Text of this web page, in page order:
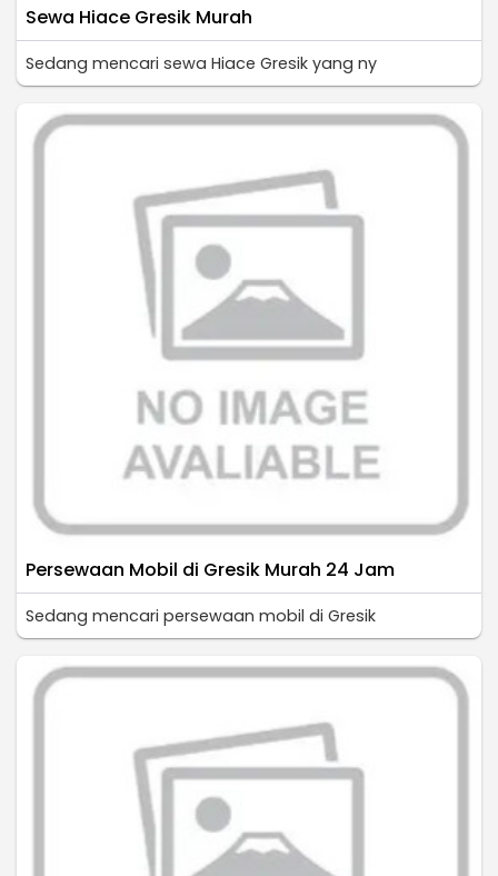
Sewa Hiace Gresik Murah
Sedang mencari sewa Hiace Gresik yang ny
Persewaan Mobil di Gresik Murah 24 Jam
Sedang mencari persewaan mobil di Gresik